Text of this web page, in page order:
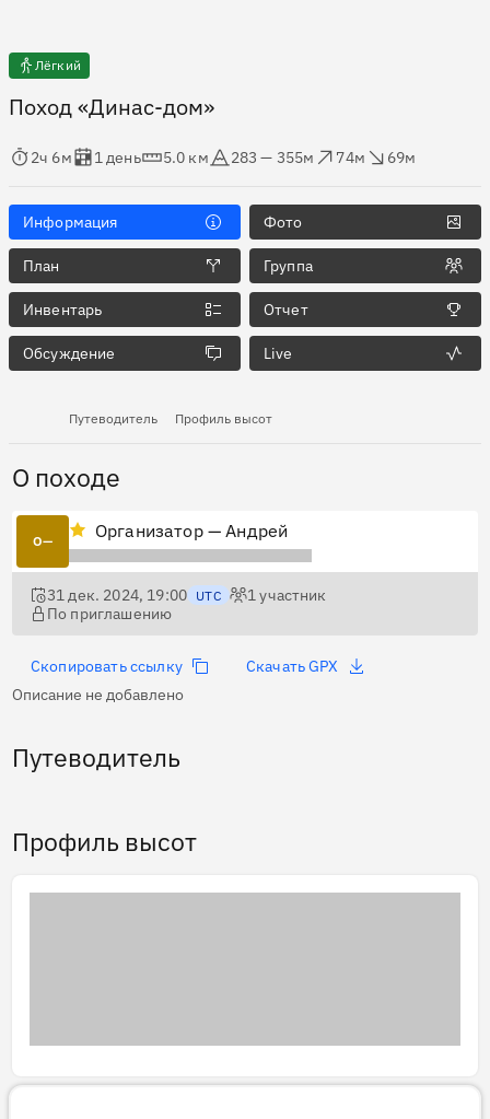
Лёгкий
Поход «Динас-дом»
в пути
2ч 6м
Оценка в днях
1 день
Дистанция
5.0 км
Абсолютная высота
283 — 355м
74м
69м
Информация Фото
План Группа
Инвентарь Отчет
Обсуждение Live
Путеводитель Профиль высот
О походе
О— Организатор — Андрей
31 дек. 2024, 19:00 UTC 1участник
По приглашению
Скопировать ссылку
Скачать GPX
Описание не добавлено
Путеводитель
Профиль высот